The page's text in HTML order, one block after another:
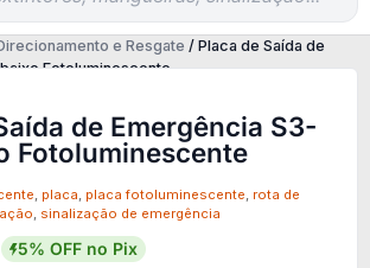
e Resgate / Placa de Saída de
Fotoluminescente
de Emergência S3-
Fotoluminescente
placa placa fotoluminescente rota de
sinalização de emergência
5% OFF no Pix